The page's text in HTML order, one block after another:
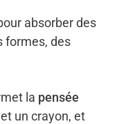
absorber des
formes, des
la pensée
un crayon, et